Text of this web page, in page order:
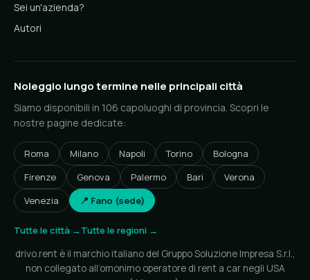
Sei un'azienda?
Autori
Noleggio lungo termine nelle principali città
Siamo disponibili in 106 capoluoghi di provincia. Scopri le
nostre pagine dedicate:
Roma Milano Napoli Torino
Bologna
Firenze
Genova Palermo Bari
Verona
Venezia
📍 Fano (sede)
Tutte le città →Tutte le regioni →
drivo.rent è il marchio italiano del Gruppo Soluzione Impresa S.r.l.,
non collegato all’omonimo operatore di rent a car negli USA